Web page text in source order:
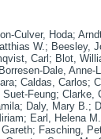
Culver, Hoda;
W.; Beesley,
Carl ; Blot,
Borresen-Dale, Anne-
; Caldas, Carlos;
Suet-Feung; Clarke,
; Daly, Mary B.;
; Earl, Helena M.
; Fasching,